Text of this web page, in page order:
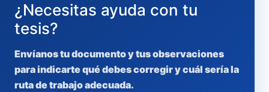
¿Necesitas ayuda con tu
tesis?
Envíanos tu documento y tus observaciones
para indicarte qué debes corregir y cuál sería la
ruta de trabajo adecuada.